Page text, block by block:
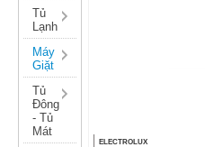
Tủ
Lạnh
Máy
Giặt
Tủ
Đông
- Tủ
Mát
ELECTROLUX